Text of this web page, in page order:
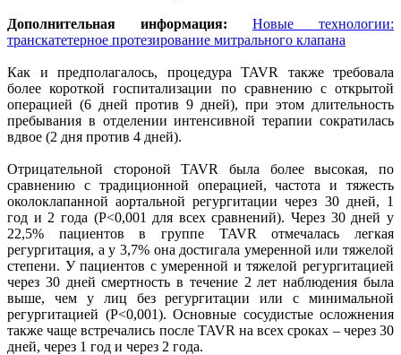
Дополнительная информация:
Новые технологии:
транскатетерное протезирование митрального клапана
Как и предполагалось, процедура TAVR также требовала
более короткой госпитализации по сравнению с открытой
операцией (6 дней против 9 дней), при этом длительность
пребывания в отделении интенсивной терапии сократилась
вдвое (2 дня против 4 дней).
Отрицательной стороной TAVR была более высокая, по
сравнению с традиционной операцией, частота и тяжесть
околоклапанной аортальной регургитации через 30 дней, 1
год и 2 года (P<0,001 для всех сравнений). Через 30 дней у
22,5% пациентов в группе TAVR отмечалась легкая
регургитация, а у 3,7% она достигала умеренной или тяжелой
степени. У пациентов с умеренной и тяжелой регургитацией
через 30 дней смертность в течение 2 лет наблюдения была
выше, чем у лиц без регургитации или с минимальной
регургитацией (P<0,001). Основные сосудистые осложнения
также чаще встречались после TAVR на всех сроках – через 30
дней, через 1 год и через 2 года.